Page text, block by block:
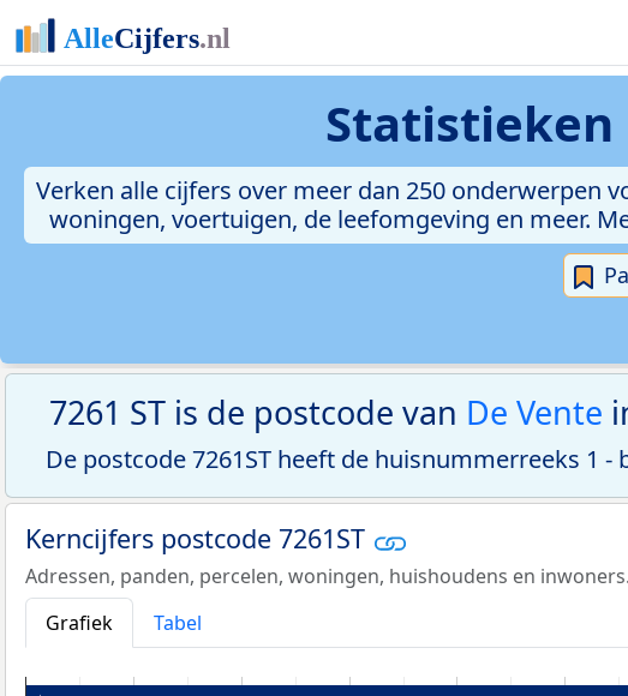
Statistieken
Verken alle cijfers over meer dan 250 onderwerpen
woningen, voertuigen, de leefomgeving en meer.
7261 ST is de postcode van De Vente
De postcode 7261ST heeft de huisnummerreeks 1 -
Kerncijfers postcode 7261ST
Adressen, panden, percelen, woningen, huishoudens en inwoners.
Grafiek
Tabel